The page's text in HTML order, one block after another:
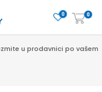
0
0
u prodavnici po vašem